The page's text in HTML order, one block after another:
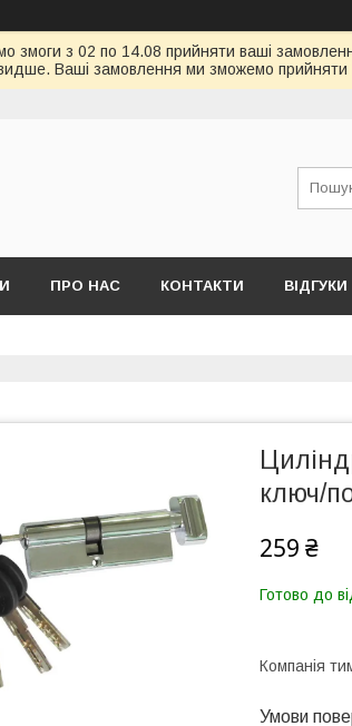
змоги з 02 по 14.08 прийняти ваші
Ваші замовлення ми зможемо прийняти
ПРО НАС КОНТАКТИ ВІДГУКИ
ключ/
259 ₴
Готово до
Компанія